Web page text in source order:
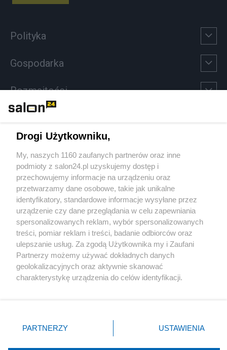
Polityka
Gospodarka
Rozmaitości
Sport
Społeczeństwo
Kultura
X Facebook Instagram Youtube
Drogi Użytkowniku,
My, naszych 1160 zaufanych partnerów oraz inne
podmioty z salon24.pl uzyskujemy dostęp i
przechowujemy informacje na urządzeniu oraz
przetwarzamy dane osobowe, takie jak unikalne
identyfikatory, standardowe informacje wysyłane przez
urządzenie czy dane przeglądania w celu zapewniania
spersonalizowanych reklam, wybór spersonalizowanych
treści, pomiar reklam i treści, badanie odbiorców oraz
ulepszanie usług. Za zgodą Użytkownika my i Zaufani
Partnerzy możemy używać dokładnych danych
geolokalizacyjnych oraz aktywnie skanować
charakterystykę urządzenia do celów identyfikacji.
zmienić/wycofać klikając przycisk ustawień prywatności
znajdujący się w lewym dolnym rogu strony
rodzaje przetwarzania danych nie wymagają zgody
PARTNERZY USTAWIENIA